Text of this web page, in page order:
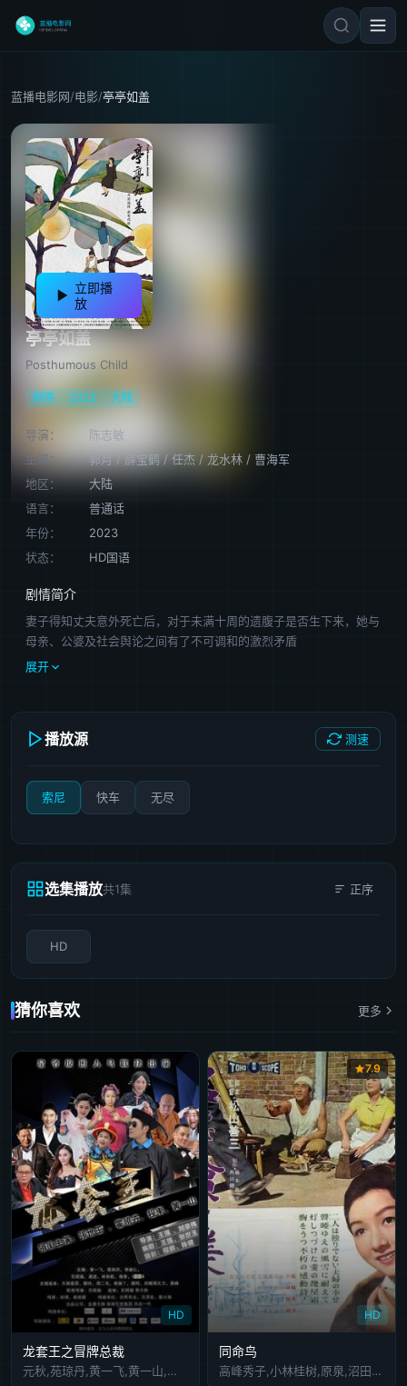
蓝播电影网/电影/亭亭如盖
立即播
放
亭亭如盖
Posthumous Child
剧情 2023 大陆
导演：
陈志敏
主演：
郭月/薛宝鹤 / 任杰 / 龙水林 / 曹海军
地区：
大陆
语言：
普通话
年份：
2023
状态：
HD国语
剧情简介
妻子得知丈夫意外死亡后，对于未满十周的遗腹子是否生下来，她与
母亲、公婆及社会舆论之间有了不可调和的激烈矛盾
展开
播放源 测速
索尼 快车 无尽
选集播放共1集 正序
HD
猜你喜欢 更多
HD
龙套王之冒牌总裁
元秋,苑琼丹,黄一飞,黄一山,石班瑜,李健仁,程东,张全蛋,林依轮,高进,陈炳强
HD
7.9
同命鸟
高峰秀子,小林桂树,原泉,沼田曜一,草笛光子,加山雄三,藤原釜足,Jun Kond?,加藤武,河内桃子,根岸明美,荒木道子,南道郎,岛津雅彦,青木义朗,Keiko Chigusa,Mitsuko Hirakawa,一之宫敦子,Kyosuke It?,Masahiro It?